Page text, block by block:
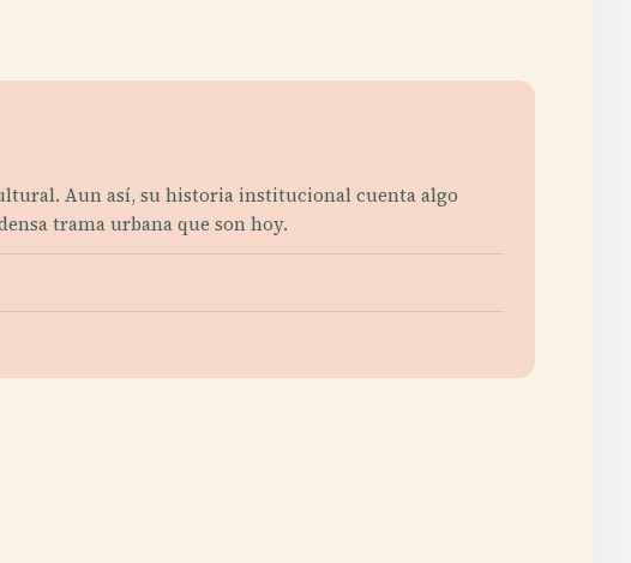
Aun así, su historia institucional cuenta algo
trama urbana que son hoy.